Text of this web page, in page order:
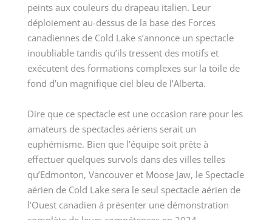
peints aux couleurs du drapeau italien. Leur
déploiement au-dessus de la base des Forces
canadiennes de Cold Lake s’annonce un spectacle
inoubliable tandis qu’ils tressent des motifs et
exécutent des formations complexes sur la toile de
fond d’un magnifique ciel bleu de l’Alberta.
Dire que ce spectacle est une occasion rare pour les
amateurs de spectacles aériens serait un
euphémisme. Bien que l’équipe soit prête à
effectuer quelques survols dans des villes telles
qu’Edmonton, Vancouver et Moose Jaw, le Spectacle
aérien de Cold Lake sera le seul spectacle aérien de
l’Ouest canadien à présenter une démonstration